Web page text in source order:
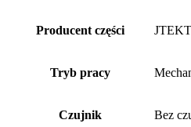
Producent części JTEKT
Tryb pracy
Czujnik Bez